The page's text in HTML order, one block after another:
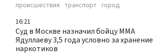
происшествия транспорт город
16:21
Суд в Москве назначил бойцу ММА
Ядуллаеву 3,5 года условно за хранение
наркотиков